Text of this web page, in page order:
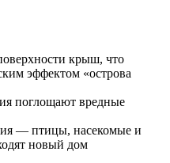
крыш, что
эффектом «острова
поглощают вредные
— птицы, насекомые и
новый дом